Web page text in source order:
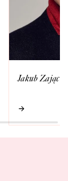
Jakub Zając